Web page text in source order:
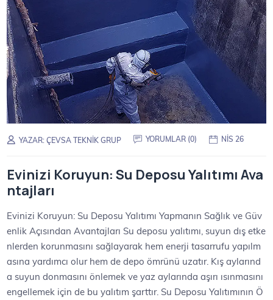
YAZAR:ÇEVSA TEKNIK GRUP YORUMLAR (0) NIS 26
Evinizi Koruyun: Su Deposu Yalıtımı Ava
ntajları
Evinizi Koruyun: Su Deposu Yalıtımı Yapmanın Sağlık ve Güv
enlik Açısından Avantajları Su deposu yalıtımı, suyun dış etke
nlerden korunmasını sağlayarak hem enerji tasarrufu yapılm
asına yardımcı olur hem de depo ömrünü uzatır. Kış aylarınd
a suyun donmasını önlemek ve yaz aylarında aşırı ısınmasını
engellemek için de bu yalıtım şarttır. Su Deposu Yalıtımının Ö